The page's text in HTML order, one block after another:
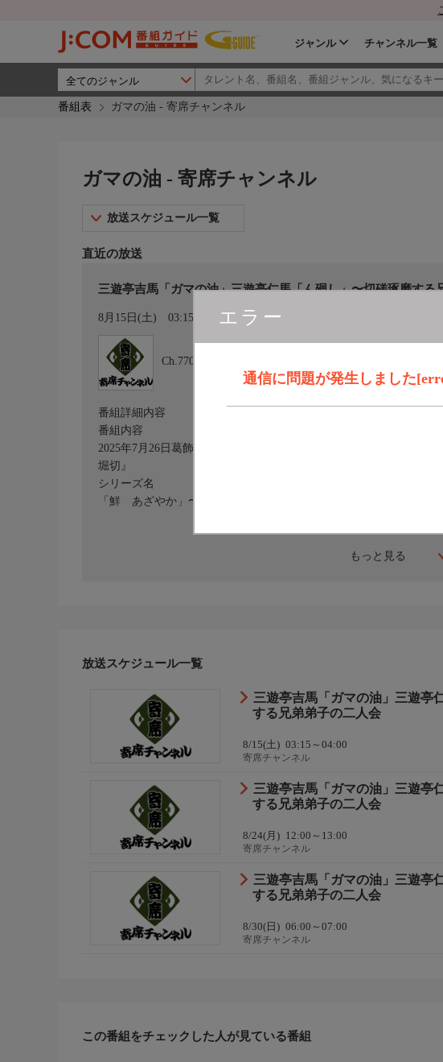
ジャンル チャンネル一覧
番組表 ガマの油 - 寄席チャンネル
エラー
通信に問題が発生しました
ガマの油 - 寄席チャンネル
放送スケジュール一覧
直近の放送
三遊亭吉馬「ガマの油」三遊亭仁馬「ん廻し」〜切磋琢磨する
8月15日(土) 03:15〜04:00 カレンダー登録
Ch.770
もっと見る
番組詳細内容
番組内容
2025年7月26日葛飾・シネマ堀切にて収録。『三遊亭吉馬、三遊亭
堀切』
シリーズ名
「鮮 あざやか」〜伸びざかり花ざかり、高座の君に射ぬかれてみ
放送スケジュール一覧
三遊亭吉馬「ガマの油」三遊亭
する兄弟弟子の二人会
8/15(土) 03:15～04:00
寄席チャンネル
三遊亭吉馬「ガマの油」三遊亭
する兄弟弟子の二人会
8/24(月) 12:00～13:00
寄席チャンネル
三遊亭吉馬「ガマの油」三遊亭
する兄弟弟子の二人会
8/30(日) 06:00～07:00
寄席チャンネル
この番組をチェックした人が見ている番組